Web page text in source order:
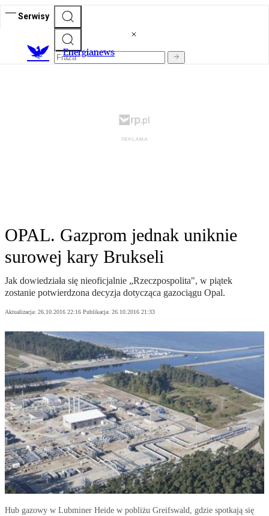
Serwisy
Energianews
OPAL. Gazprom jednak uniknie
surowej kary Brukseli
Jak dowiedziała się nieoficjalnie „Rzeczpospolita", w piątek
zostanie potwierdzona decyzja dotycząca gazociągu Opal.
Aktualizacja: 26.10.2016 22:16 Publikacja: 26.10.2016 21:33
Hub gazowy w Lubminer Heide w pobliżu Greifswald, gdzie spotkają się